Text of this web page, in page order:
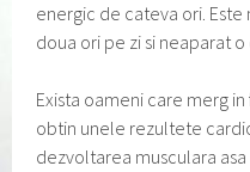
energic de cateva ori.
doua ori pe zi si neaparat o
Exista oameni care merg
obtin unele rezultete
dezvoltarea musculara